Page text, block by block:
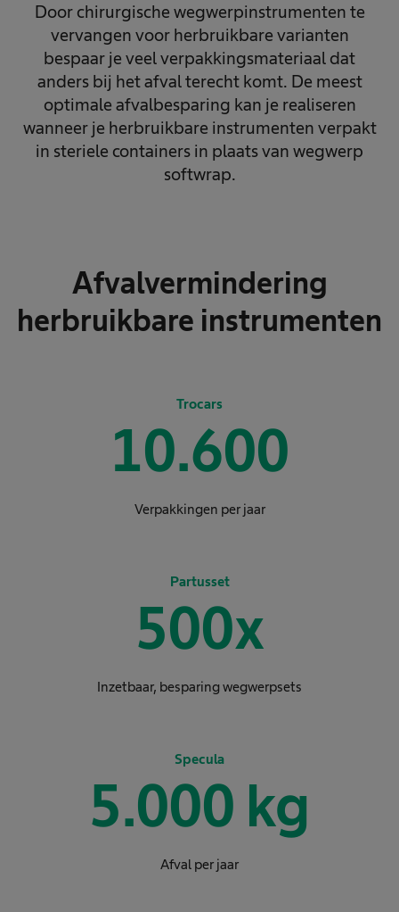
Door chirurgische wegwerpinstrumenten te
vervangen voor herbruikbare varianten
bespaar je veel verpakkingsmateriaal dat
anders bij het afval terecht komt. De meest
optimale afvalbesparing kan je realiseren
wanneer je herbruikbare instrumenten verpakt
in steriele containers in plaats van wegwerp
softwrap.
Afvalvermindering
herbruikbare instrumenten
Trocars
10.600
Verpakkingen per jaar
Partusset
500x
Inzetbaar, besparing wegwerpsets
Specula
5.000 kg
Afval per jaar